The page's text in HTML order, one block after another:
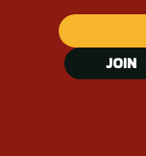
JOIN